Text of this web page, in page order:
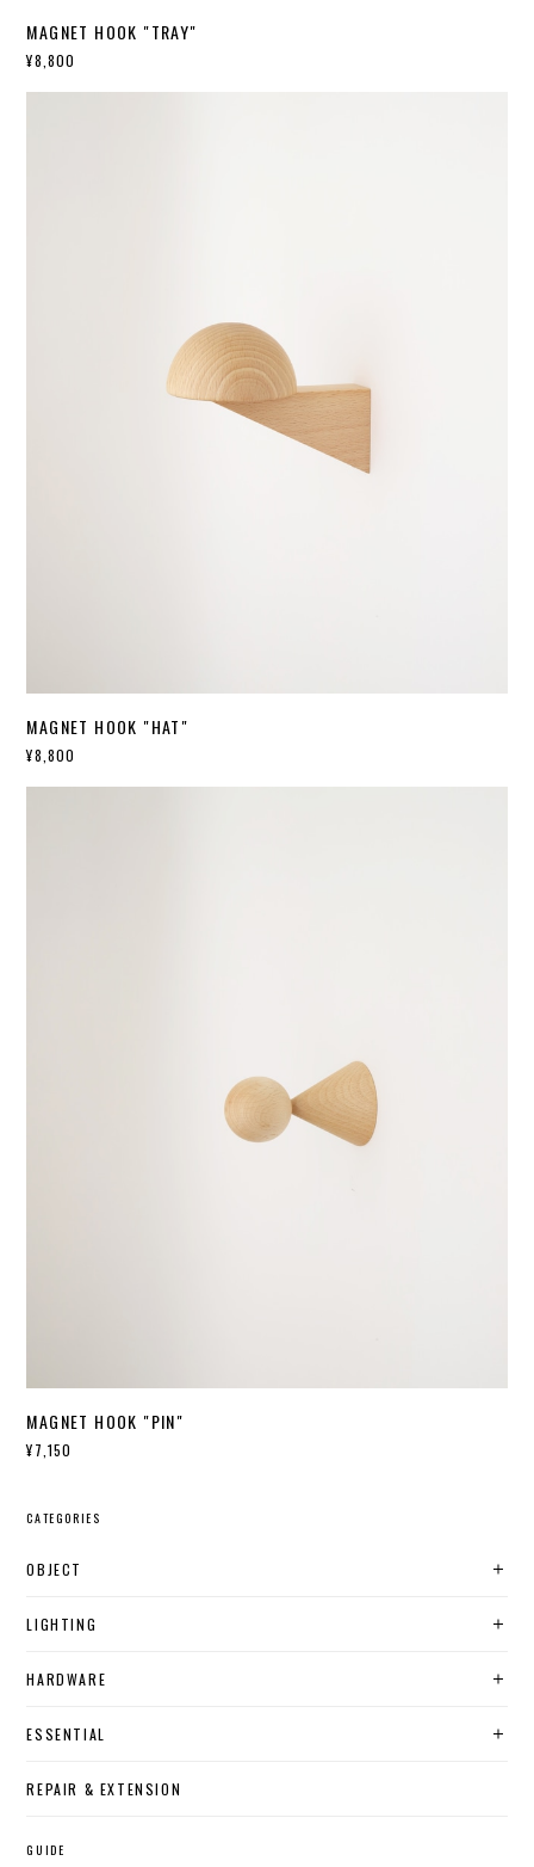
MAGNET HOOK "TRAY"
¥8,800
MAGNET HOOK "HAT"
¥8,800
MAGNET HOOK "PIN"
¥7,150
CATEGORIES
OBJECT
LIGHTING
HARDWARE
ESSENTIAL
REPAIR & EXTENSION
GUIDE